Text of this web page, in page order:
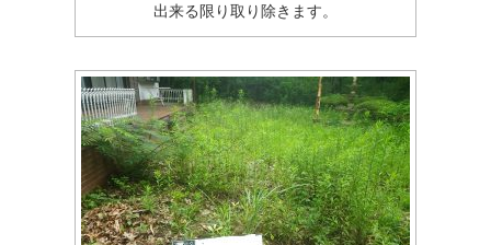
出来る限り取り除きます。